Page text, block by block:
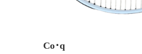
Co･q